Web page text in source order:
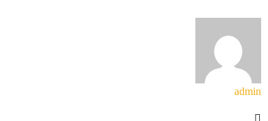
admin